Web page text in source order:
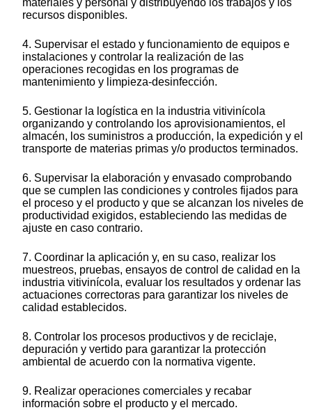
recursos disponibles.
4. Supervisar el estado y funcionamiento de equipos e
instalaciones y controlar la realización de las
operaciones recogidas en los programas de
mantenimiento y limpieza-desinfección.
5. Gestionar la logística en la industria vitivinícola
organizando y controlando los aprovisionamientos, el
almacén, los suministros a producción, la expedición y el
transporte de materias primas y/o productos terminados.
6. Supervisar la elaboración y envasado comprobando
que se cumplen las condiciones y controles fijados para
el proceso y el producto y que se alcanzan los niveles de
productividad exigidos, estableciendo las medidas de
ajuste en caso contrario.
7. Coordinar la aplicación y, en su caso, realizar los
muestreos, pruebas, ensayos de control de calidad en la
industria vitivinícola, evaluar los resultados y ordenar las
actuaciones correctoras para garantizar los niveles de
calidad establecidos.
8. Controlar los procesos productivos y de reciclaje,
depuración y vertido para garantizar la protección
ambiental de acuerdo con la normativa vigente.
9. Realizar operaciones comerciales y recabar
información sobre el producto y el mercado.